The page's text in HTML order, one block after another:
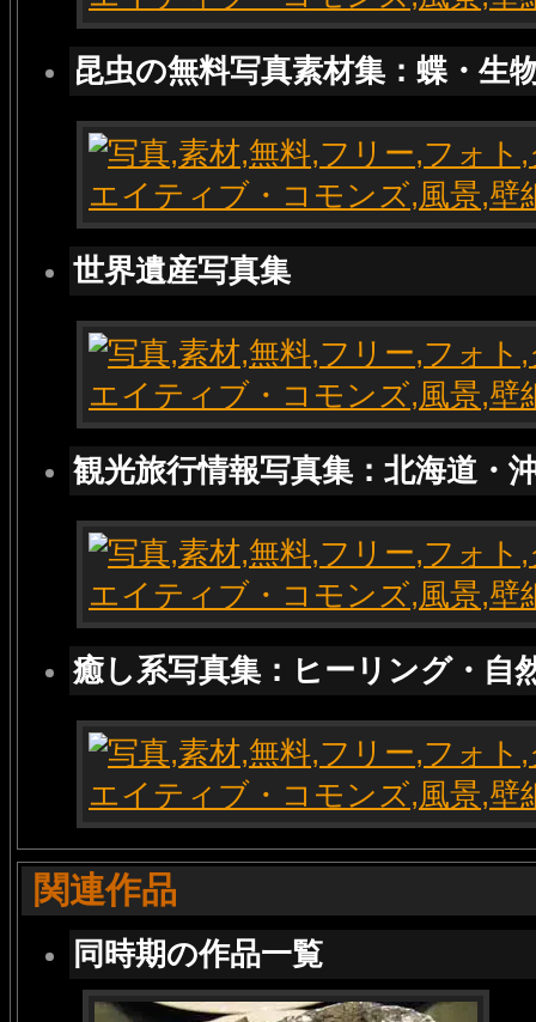
昆虫の無料写真素材集：蝶・生
世界遺産写真集
観光旅行情報写真集：北海道・
癒し系写真集：ヒーリング・自
関連作品
同時期の作品一覧